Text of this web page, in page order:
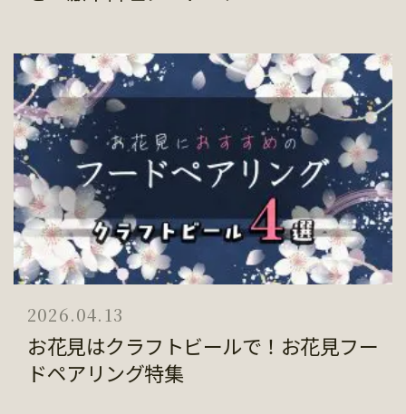
2026.04.13
お花見はクラフトビールで！お花見フー
ドペアリング特集